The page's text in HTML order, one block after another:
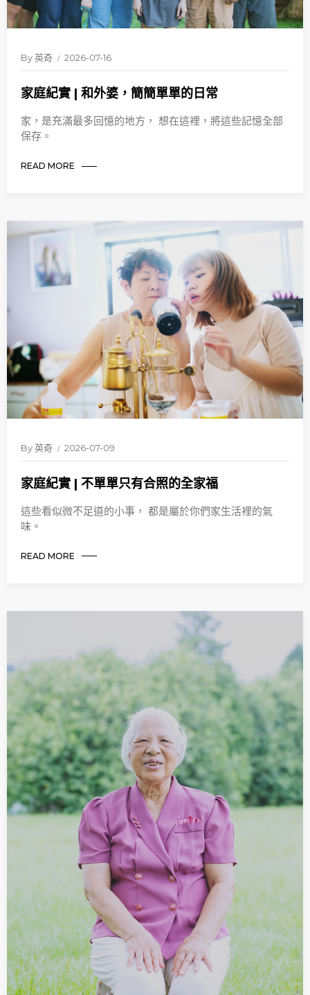
By英奇 2026-07-16
家庭紀實 | 和外婆，簡簡單單的日常
家，是充滿最多回憶的地方， 想在這裡，將這些記憶全部
保存。
READ MORE
By英奇 2026-07-09
家庭紀實 | 不單單只有合照的全家福
這些看似微不足道的小事， 都是屬於你們家生活裡的氣
味。
READ MORE